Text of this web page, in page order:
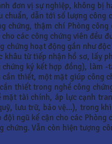
đơn vị sự nghiệp, không bị
dẫn tới số lượng công
chứng, thậm chí Phòng
các công chứng viên đều
chứng hoạt động gần như
từ tiếp nhận hồ sơ, lấy
ký kết hợp đồng), làm
thiết, một mặt giúp công
thiết trong nghề công
tài chính, áp lực cạnh
lưu trữ, bảo vệ…), trong
ngũ kế cận cho các Phòng
Vẫn còn hiện tượng